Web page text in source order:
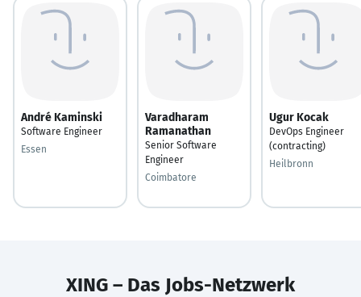
André Kaminski
Software Engineer
Essen
Varadharam
Ramanathan
Senior Software
Engineer
Coimbatore
Ugur Kocak
DevOps Engineer
(contracting)
Heilbronn
XING – Das Jobs-Netzwerk